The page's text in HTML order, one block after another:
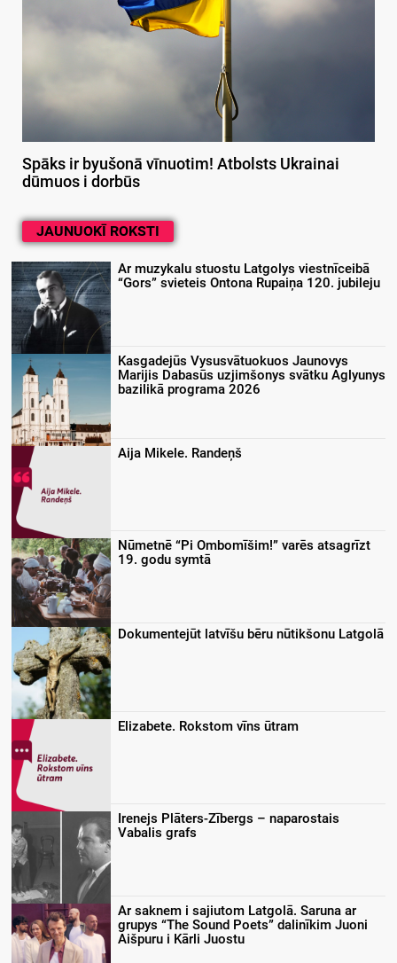
Spāks ir byušonā vīnuotim! Atbolsts Ukrainai
dūmuos i dorbūs
JAUNUOKĪ ROKSTI
Ar muzykalu stuostu Latgolys viestnīceibā
“Gors” svieteis Ontona Rupaiņa 120. jubileju
Kasgadejūs Vysusvātuokuos Jaunovys
Marijis Dabasūs uzjimšonys svātku Aglyunys
bazilikā programa 2026
Aija Mikele. Randeņš
Nūmetnē “Pi Ombomīšim!” varēs atsagrīzt
19. godu symtā
Dokumentejūt latvīšu bēru nūtikšonu Latgolā
Elizabete. Rokstom vīns ūtram
Irenejs Plāters-Zībergs – naparostais
Vabalis grafs
Ar saknem i sajiutom Latgolā. Saruna ar
grupys “The Sound Poets” dalinīkim Juoni
Aišpuru i Kārli Juostu